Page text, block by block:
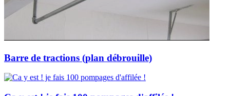
Barre de tractions (plan débrouille)